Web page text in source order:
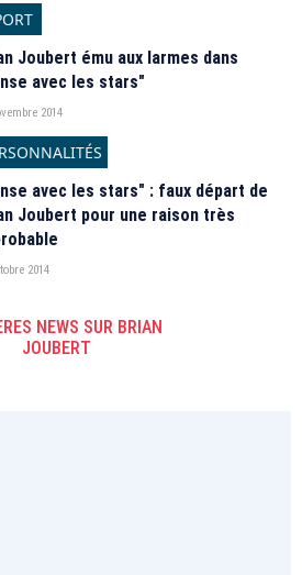
Joubert ému aux larmes dans
avec les stars"
2014
avec les stars" : faux départ de
Joubert pour une raison très
2014
NEWS SUR BRIAN
JOUBERT